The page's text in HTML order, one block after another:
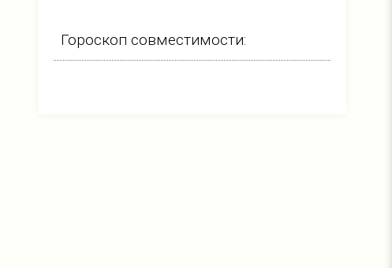
Гороскоп совместимости: